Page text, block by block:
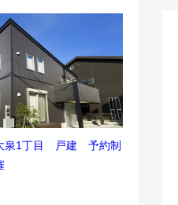
泉1丁目 戸建 予約制